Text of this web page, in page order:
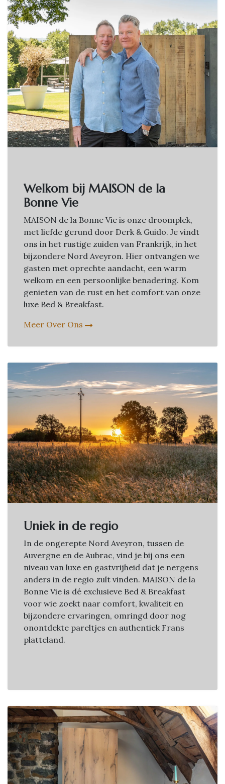
Welkom bij MAISON de la
Bonne Vie
MAISON de la Bonne Vie is onze droomplek,
met liefde gerund door Derk & Guido. Je vindt
ons in het rustige zuiden van Frankrijk, in het
bijzondere Nord Aveyron. Hier ontvangen we
gasten met oprechte aandacht, een warm
welkom en een persoonlijke benadering. Kom
genieten van de rust en het comfort van onze
luxe Bed & Breakfast.
Meer Over Ons
Uniek in de regio
In de ongerepte Nord Aveyron, tussen de
Auvergne en de Aubrac, vind je bij ons een
niveau van luxe en gastvrijheid dat je nergens
anders in de regio zult vinden. MAISON de la
Bonne Vie is dé exclusieve Bed & Breakfast
voor wie zoekt naar comfort, kwaliteit en
bijzondere ervaringen, omringd door nog
onontdekte pareltjes en authentiek Frans
platteland.